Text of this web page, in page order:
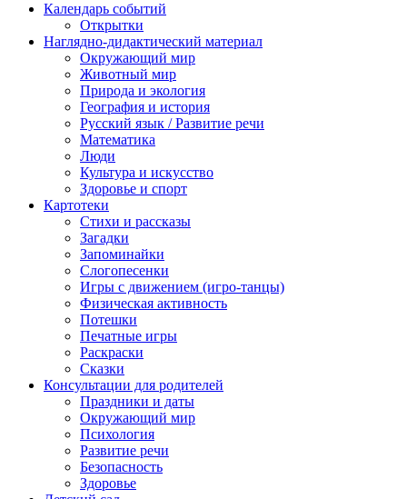
Календарь событий
Открытки
Наглядно-дидактический материал
Окружающий мир
Животный мир
Природа и экология
География и история
Русский язык / Развитие речи
Математика
Люди
Культура и искусство
Здоровье и спорт
Картотеки
Стихи и рассказы
Загадки
Запоминайки
Слогопесенки
Игры с движением (игро-танцы)
Физическая активность
Потешки
Печатные игры
Раскраски
Сказки
Консультации для родителей
Праздники и даты
Окружающий мир
Психология
Развитие речи
Безопасность
Здоровье